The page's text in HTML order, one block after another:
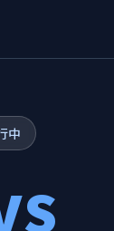
中